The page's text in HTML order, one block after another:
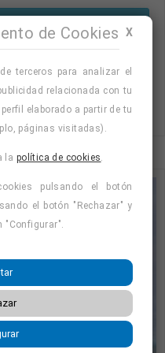
X
de Cookies
terceros para analizar el
relacionada con tu
elaborado a partir de tu
páginas visitadas).
la política de cookies.
pulsando el botón
el botón "Rechazar" y
"Configurar".